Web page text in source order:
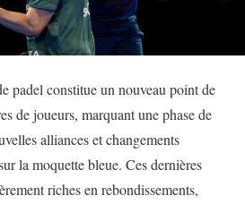
padel constitue un nouveau point de
de joueurs, marquant une phase de
alliances et changements
la moquette bleue. Ces dernières
riches en rebondissements,